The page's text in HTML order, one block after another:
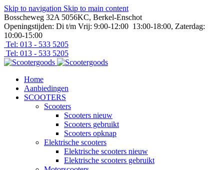
Skip to navigation Skip to main content
Bosscheweg 32A 5056KC, Berkel-Enschot
Openingstijden: Di t/m Vrij: 9:00-12:00 13:00-18:00, Zaterdag:
10:00-15:00
Tel: 013 - 533 5205
Tel: 013 - 533 5205
Home
Aanbiedingen
SCOOTERS
Scooters
Scooters nieuw
Scooters gebruikt
Scooters opknap
Elektrische scooters
Elektrische scooters nieuw
Elektrische scooters gebruikt